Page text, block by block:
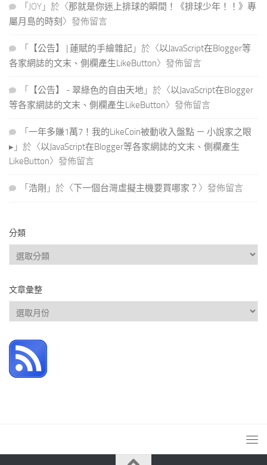
「 JOY 」於〈那就是你迷上排球的瞬間！《排球少年！！》專
屬月島的時刻 〉發佈留言
「 【公告】 | 蓮賦的手繪雜記 」於〈以JavaScript在Blogger等
各家網誌的文末、側欄產生LikeButton〉發佈留言
「 【公告】 - 翠綠色的自由天地 」於〈以JavaScript在Blogger
等各家網誌的文末、側欄產生LikeButton〉發佈留言
「 一年多賺1萬7！我的LikeCoin被動收入盤點 － 小說家之眼
▸ 」於〈以JavaScript在Blogger等各家網誌的文末、側欄產生
LikeButton〉發佈留言
「 浩剛 」於〈下一個台灣虛擬主機要買哪家？ 〉發佈留言
分類
分
類
文章彙整
文
章
整